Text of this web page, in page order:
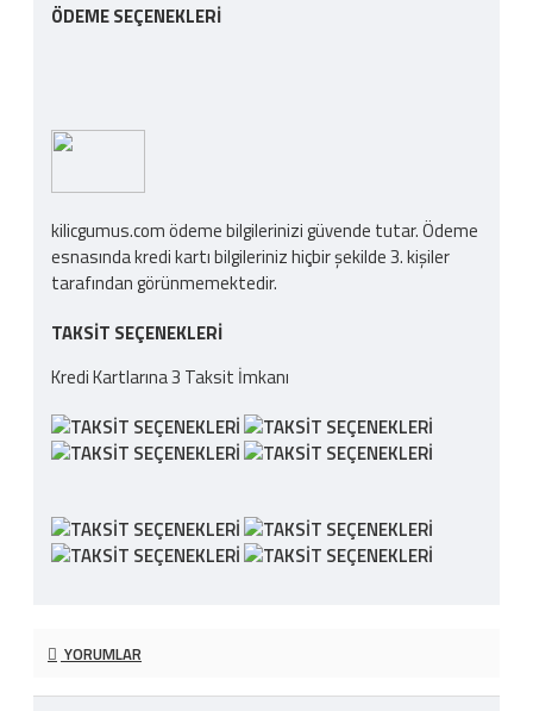
ÖDEME SEÇENEKLERI
kilicgumus.com ödeme bilgilerinizi güvende tutar. Ödeme
esnasında kredi kartı bilgileriniz hiçbir şekilde 3. kişiler
tarafından görünmemektedir.
TAKSIT SEÇENEKLERI
Kredi Kartlarına 3 Taksit İmkanı
YORUMLAR